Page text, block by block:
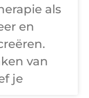
als
en
van
je